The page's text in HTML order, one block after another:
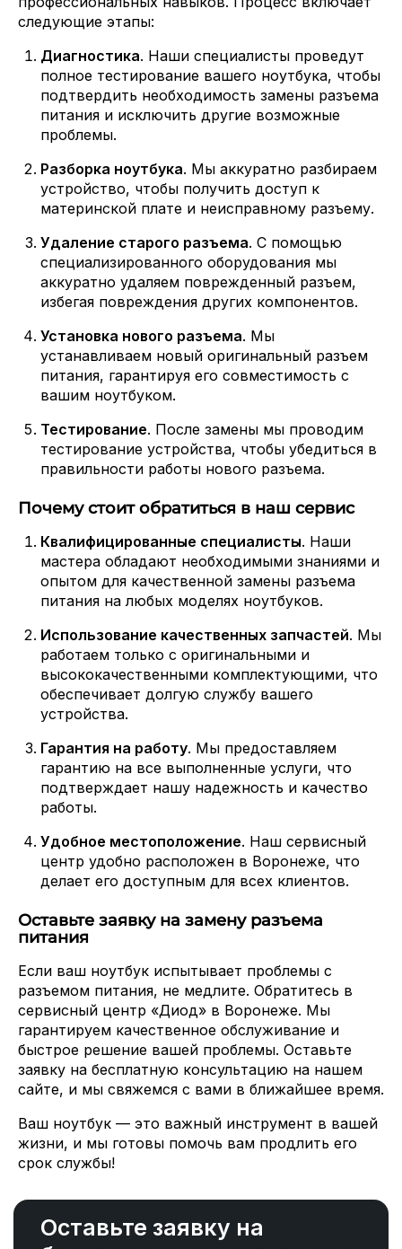
следующие этапы:
Диагностика. Наши специалисты проведут
полное тестирование вашего ноутбука, чтобы
подтвердить необходимость замены разъема
питания и исключить другие возможные
проблемы.
Разборка ноутбука. Мы аккуратно разбираем
устройство, чтобы получить доступ к
материнской плате и неисправному разъему.
Удаление старого разъема. С помощью
специализированного оборудования мы
аккуратно удаляем поврежденный разъем,
избегая повреждения других компонентов.
Установка нового разъема. Мы
устанавливаем новый оригинальный разъем
питания, гарантируя его совместимость с
вашим ноутбуком.
Тестирование. После замены мы проводим
тестирование устройства, чтобы убедиться в
правильности работы нового разъема.
Почему стоит обратиться в наш сервис
Квалифицированные специалисты. Наши
мастера обладают необходимыми знаниями и
опытом для качественной замены разъема
питания на любых моделях ноутбуков.
Использование качественных запчастей. Мы
работаем только с оригинальными и
высококачественными комплектующими, что
обеспечивает долгую службу вашего
устройства.
Гарантия на работу. Мы предоставляем
гарантию на все выполненные услуги, что
подтверждает нашу надежность и качество
работы.
Удобное местоположение. Наш сервисный
центр удобно расположен в Воронеже, что
делает его доступным для всех клиентов.
Оставьте заявку на замену разъема
питания
Если ваш ноутбук испытывает проблемы с
разъемом питания, не медлите. Обратитесь в
сервисный центр «Диод» в Воронеже. Мы
гарантируем качественное обслуживание и
быстрое решение вашей проблемы. Оставьте
заявку на бесплатную консультацию на нашем
сайте, и мы свяжемся с вами в ближайшее время.
Ваш ноутбук — это важный инструмент в вашей
жизни, и мы готовы помочь вам продлить его
срок службы!
Оставьте заявку на